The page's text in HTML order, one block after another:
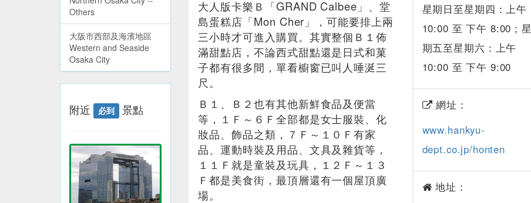
Others
大阪市西部及海濱地區
Western and Seaside
Osaka City
附近 必到 景點
大人版卡樂Ｂ「GRAND Calbee」、堂
島蛋糕店「Mon Cher」，可能要排上兩
三小時才可進入購買。其實整個Ｂ１佈
滿甜點店，不論西式甜點還是日式和菓
子都有很多間，單看櫥窗已叫人唾涎三
尺。
Ｂ１、Ｂ２也有其他新鮮食品及便當
等，１Ｆ～６Ｆ全部都是女士服裝、化
妝品、飾品之類，７Ｆ～１０Ｆ有家
品、運動時裝及用品、文具及雜貨等，
１１Ｆ就是童裝及玩具，１２Ｆ～１３
Ｆ都是美食街，最頂層還有一個屋頂廣
場。
星期日至星期四：上午
10:00 至 下午 8:00；星
期五至星期六：上午
10:00 至 下午 9:00
網址：
www.hankyu-
dept.co.jp/honten
地址：